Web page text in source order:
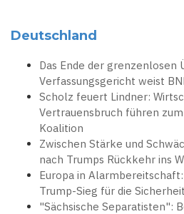
Deutschland
Das Ende der grenzenlosen
Verfassungsgericht weist
Scholz feuert Lindner:
Vertrauensbruch führen
Koalition
Zwischen Stärke und
nach Trumps Rückkehr ins
Europa in
Trump-Sieg für die
"Sächsische Separatisten":